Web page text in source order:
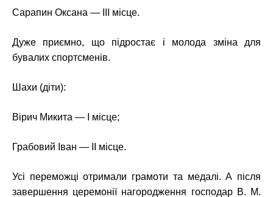
Сарапин Оксана — ІІІ місце.
Дуже приємно, що підростає і молода зміна для
бувалих спортсменів.
Шахи (діти):
Вірич Микита — І місце;
Грабовий Іван — ІІ місце.
Усі переможці отримали грамоти та медалі. А після
завершення церемонії нагородження господар В. М.